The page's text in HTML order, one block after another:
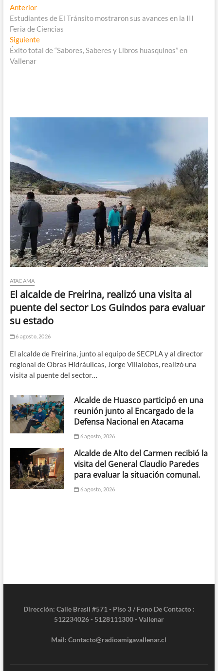
Navegación
de
entradas
AnteriorEntrada
anterior:
Estudiantes de El Tránsito mostraron sus avances en la III
Feria de Ciencias
SiguienteEntrada
siguiente:
Éxito total de “Sabores, Saberes y Libros huasquinos” en
Vallenar
ATACAMA
El alcalde de Freirina, realizó una visita al
puente del sector Los Guindos para evaluar
su estado
6 agosto, 2026
El alcalde de Freirina, junto al equipo de SECPLA y al director
regional de Obras Hidráulicas, Jorge Villalobos, realizó una
visita al puente del sector…
Alcalde de Huasco participó en una
reunión junto al Encargado de la
Defensa Nacional en Atacama
6 agosto, 2026
Alcalde de Alto del Carmen recibió la
visita del General Claudio Paredes
para evaluar la situación comunal.
6 agosto, 2026
Dirección: Calle Brasil #571 - Piso 3 / Fono De Contacto :
512234026 - 5128111300 - Vallenar
Mail: Contacto@radioamigavallenar.cl